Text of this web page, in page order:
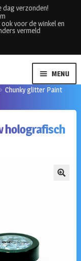
verzonden!
voor de winkel en
vermeld
MENU
Chunky glitter Paint
holografisch